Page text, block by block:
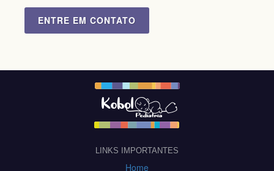
ENTRE EM CONTATO
LINKS IMPORTANTES
Home